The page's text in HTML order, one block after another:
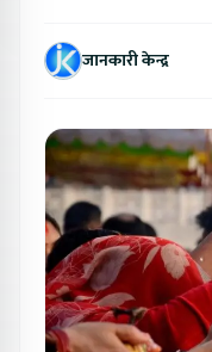
जानकारी केन्द्र